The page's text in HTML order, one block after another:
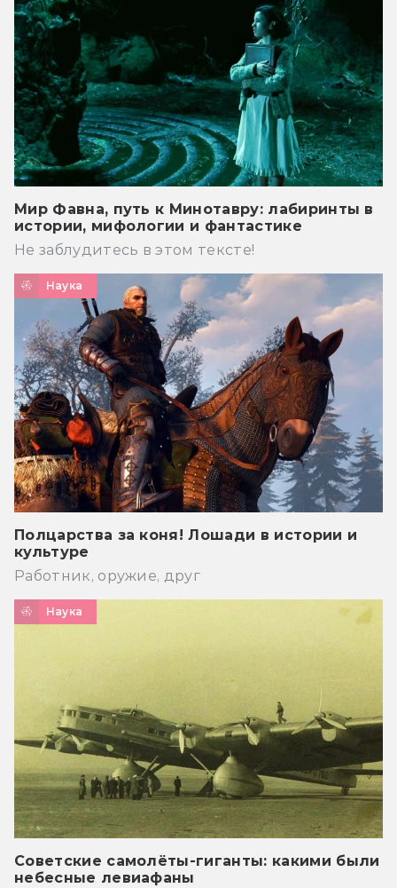
Мир Фавна, путь к Минотавру: лабиринты в
истории, мифологии и фантастике
Не заблудитесь в этом тексте!
Наука
Полцарства за коня! Лошади в истории и
культуре
Работник, оружие, друг
Наука
Советские самолёты-гиганты: какими были
небесные левиафаны